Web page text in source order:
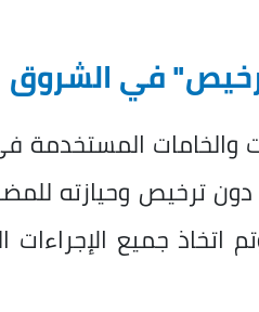
في الشروق
المستخدمة
دون ترخيص وحيازته
جميع الإجراءات